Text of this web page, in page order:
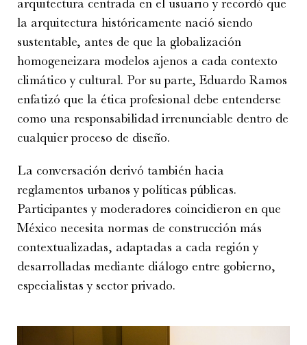
arquitectura centrada en el usuario y recordó que
la arquitectura históricamente nació siendo
sustentable, antes de que la globalización
homogeneizara modelos ajenos a cada contexto
climático y cultural. Por su parte, Eduardo Ramos
enfatizó que la ética profesional debe entenderse
como una responsabilidad irrenunciable dentro de
cualquier proceso de diseño.
La conversación derivó también hacia
reglamentos urbanos y políticas públicas.
Participantes y moderadores coincidieron en que
México necesita normas de construcción más
contextualizadas, adaptadas a cada región y
desarrolladas mediante diálogo entre gobierno,
especialistas y sector privado.